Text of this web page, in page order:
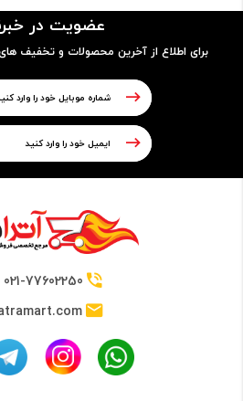
N3350
1.6GHz up to 2.16 GHz
عضویت در
برای اطلاع از آخرین محصولات و تخفیف
021-77602250